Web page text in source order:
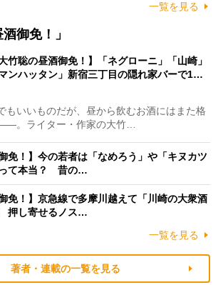
一覧を見る
御免！」
大竹聡の昼酒御免！】「ネグローニ」「山崎」
マンハッタン」新宿三丁目の隠れ家バーで1…
いいものだが、昼から飲むお酒にはまた格
。ライター・作家の大竹…
免！】今の若者は「なめろう」や「キヌカツ
て本当？ 昔の…
免！】京急線で多摩川越えて「川崎の大衆酒
押し寄せるノス…
一覧を見る
著者・連載の一覧を見る